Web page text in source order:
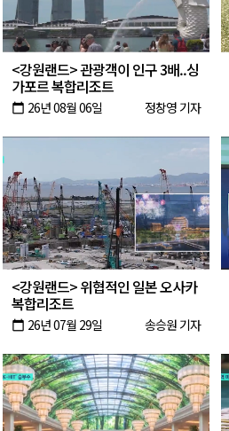
<강원랜드> 관광객이 인구 3배..싱
가포르 복합리조트
calendar_today 26년 08월 06일 정창영 기자
<강원랜드> 위협적인 일본 오사카
복합리조트
calendar_today 26년 07월 29일 송승원 기자